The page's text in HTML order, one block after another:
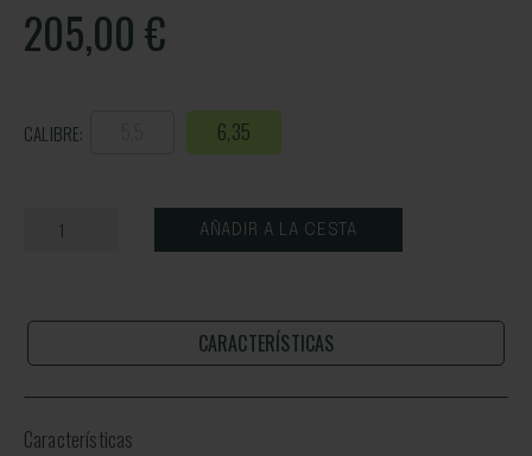
205,00 €
CALIBRE: 6,35
AÑADIR A LA CESTA
CARACTERÍSTICAS
Características